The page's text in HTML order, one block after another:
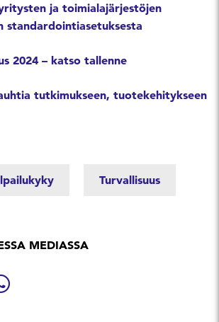
ja toimialajärjestöjen
standardointiasetuksesta
2024 – katso tallenne
tutkimukseen, tuotekehitykseen
Turvallisuus
MEDIASSA
Jaa Whatsappissa